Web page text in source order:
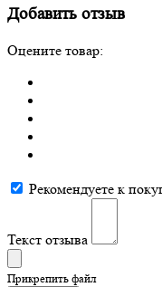
Добавить отзыв
Оцените товар:
Рекомендуете к
Текст отзыва
Прикрепить файл